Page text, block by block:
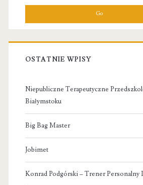
OSTATNIE WPISY
Niepubliczne Terapeutyczne
Białymstoku
Big Bag Master
Jobimet
Konrad Podgórski – Trener Personalny